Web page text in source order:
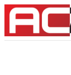
Skip
content